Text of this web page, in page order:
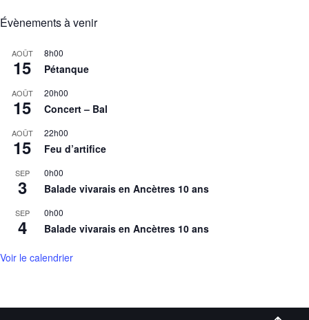
Évènements à venir
AOÛT
15
8h00
Pétanque
AOÛT
15
20h00
Concert – Bal
AOÛT
15
22h00
Feu d’artifice
SEP
3
0h00
Balade vivarais en Ancètres 10 ans
SEP
4
0h00
Balade vivarais en Ancètres 10 ans
Voir le calendrier